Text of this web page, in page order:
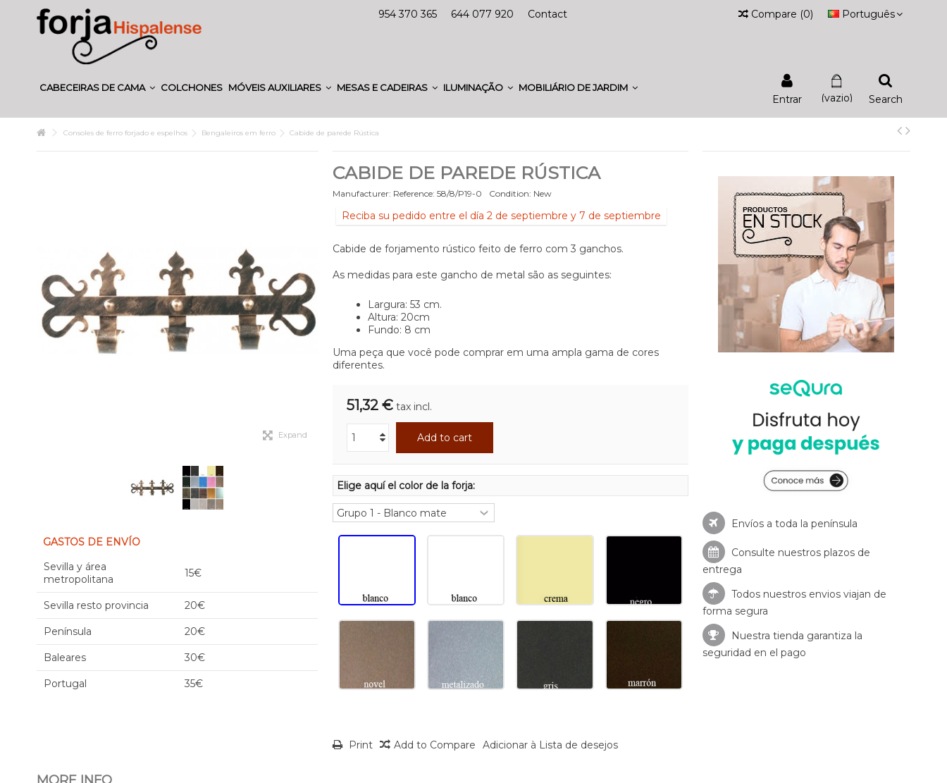
954 370 365 644 077 920 Contact Português
Compare (0)
CABECEIRAS DE CAMA COLCHONES MÓVEIS AUXILIARES MESAS E CADEIRAS ILUMINAÇÃO MOBILIÁRIO DE JARDIM
Search
(vazio)
Entrar
Consoles de ferro forjado e espelhos Bengaleiros em ferro Cabide de parede Rústica
Expand
GASTOS DE ENVÍO
Sevilla y área
metropolitana
15€
Sevilla resto provincia 20€
Península 20€
Baleares 30€
Portugal 35€
CABIDE DE PAREDE RÚSTICA
Manufacturer: Reference: 58/8/P19-0 Condition: New
Reciba su pedido entre el día 2 de septiembre y 7 de septiembre
Cabide de forjamento rústico feito de ferro com 3 ganchos.
As medidas para este gancho de metal são as seguintes:
Largura: 53 cm.
Altura: 20cm
Fundo: 8 cm
Uma peça que você pode comprar em uma ampla gama de cores
diferentes.
51,32 € tax incl.
Add to cart
Elige aquí el color de la forja:
Print Add to Compare Adicionar à Lista de desejos
Envíos a toda la península
Consulte nuestros plazos de
entrega
Todos nuestros envios viajan de
forma segura
Nuestra tienda garantiza la
seguridad en el pago